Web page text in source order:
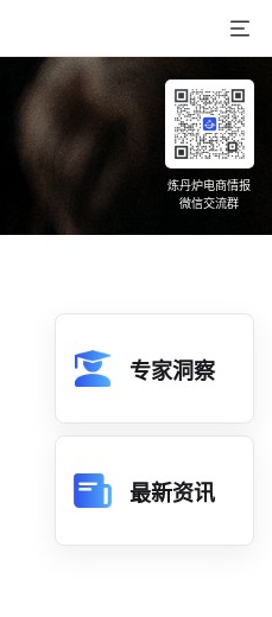
炼丹炉电商情报
微信交流群
专家洞察
最新资讯